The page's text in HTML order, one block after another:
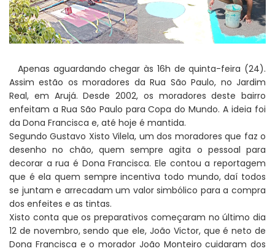
Apenas aguardando chegar às 16h de quinta-feira (24).
Assim estão os moradores da Rua São Paulo, no Jardim
Real, em Arujá. Desde 2002, os moradores deste bairro
enfeitam a Rua São Paulo para Copa do Mundo. A ideia foi
da Dona Francisca e, até hoje é mantida.
Segundo Gustavo Xisto Vilela, um dos moradores que faz o
desenho no chão, quem sempre agita o pessoal para
decorar a rua é Dona Francisca. Ele contou a reportagem
que é ela quem sempre incentiva todo mundo, daí todos
se juntam e arrecadam um valor simbólico para a compra
dos enfeites e as tintas.
Xisto conta que os preparativos começaram no último dia
12 de novembro, sendo que ele, João Victor, que é neto de
Dona Francisca e o morador João Monteiro cuidaram dos